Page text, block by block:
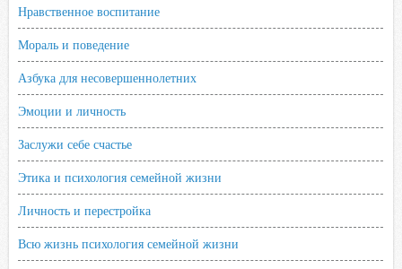
Нравственное воспитание
Мораль и поведение
Азбука для несовершеннолетних
Эмоции и личность
Заслужи себе счастье
Этика и психология семейной жизни
Личность и перестройка
Всю жизнь психология семейной жизни